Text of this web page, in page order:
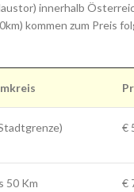
innerhalb
kommen zum Preis
€
50 Km €